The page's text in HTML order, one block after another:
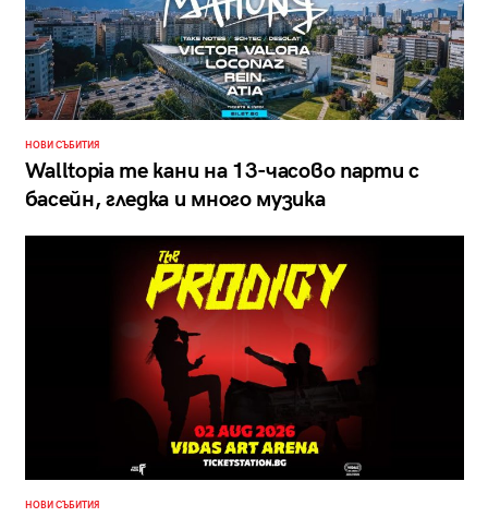
НОВИ СЪБИТИЯ
Walltopia те кани на 13-часово парти с
басейн, гледка и много музика
НОВИ СЪБИТИЯ